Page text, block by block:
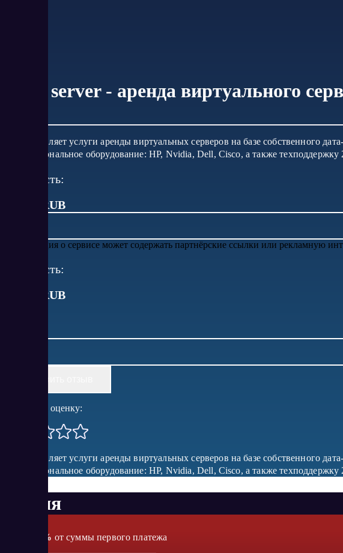
NEO server - аренда виртуального
Предоставляет услуги аренды виртуальных серверов на базе
профессиональное оборудование: HP, Nvidia, Dell, Cisco, а также
Стоимость:
от 220 RUB
Информация о сервисе может содержать партнёрские ссылки или рекламную
Стоимость:
RUB
Поставить оценку:
Предоставляет услуги аренды виртуальных серверов на базе
профессиональное оборудование: HP, Nvidia, Dell, Cisco, а также
Акция
10% от суммы первого платежа